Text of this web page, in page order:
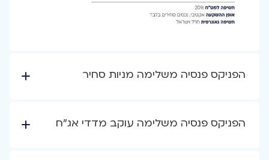
הפניקס פנסיה משלימה מניות סחיר
הפניקס פנסיה משלימה עוקב מדדי אג"ח